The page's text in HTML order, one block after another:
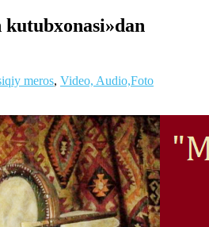
meros, Video, Audio,Foto